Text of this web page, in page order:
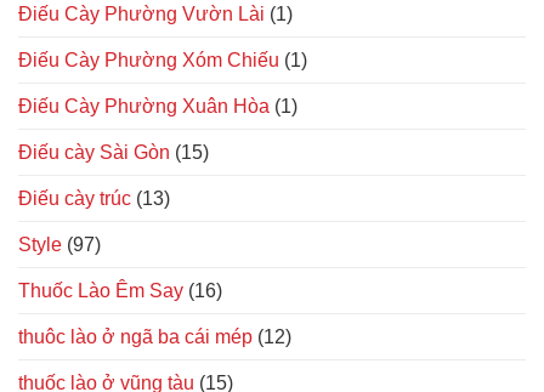
Điếu Cày Phường Vườn Lài (1)
Điếu Cày Phường Xóm Chiếu (1)
Điếu Cày Phường Xuân Hòa (1)
Điếu cày Sài Gòn (15)
Điếu cày trúc (13)
Style (97)
Thuốc Lào Êm Say (16)
thuôc lào ở ngã ba cái mép (12)
thuốc lào ở vũng tàu (15)